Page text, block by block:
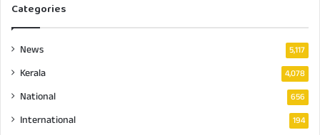
Categories
News 5,117
Kerala 4,078
National 656
International 194